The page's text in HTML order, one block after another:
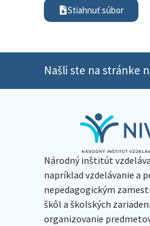
Stiahnuť súbor
Našli ste na stránke
Národný inštitút
napríklad vzdelávanie a
nepedagogickým
škôl a školských
organizovanie